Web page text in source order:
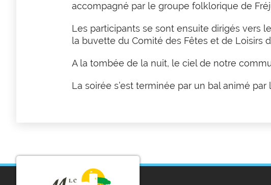
accompagné par le groupe folklorique de
Les participants se sont ensuite dirigés vers
la buvette du Comité des Fêtes et de Loisirs
A la tombée de la nuit, le ciel de notre
La soirée s’est terminée par un bal animé par